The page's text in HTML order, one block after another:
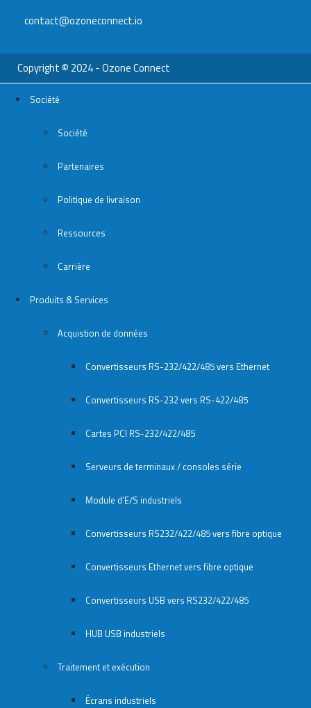
contact@ozoneconnect.io
Copyright © 2024 - Ozone Connect
Société
Société
Partenaires
Politique de livraison
Ressources
Carrière
Produits & Services
Acquistion de données
Convertisseurs RS-232/422/485 vers Ethernet
Convertisseurs RS-232 vers RS-422/485
Cartes PCI RS-232/422/485
Serveurs de terminaux / consoles série
Module d’E/S industriels
Convertisseurs RS232/422/485 vers fibre optique
Convertisseurs Ethernet vers fibre optique
Convertisseurs USB vers RS232/422/485
HUB USB industriels
Traitement et exécution
Écrans industriels